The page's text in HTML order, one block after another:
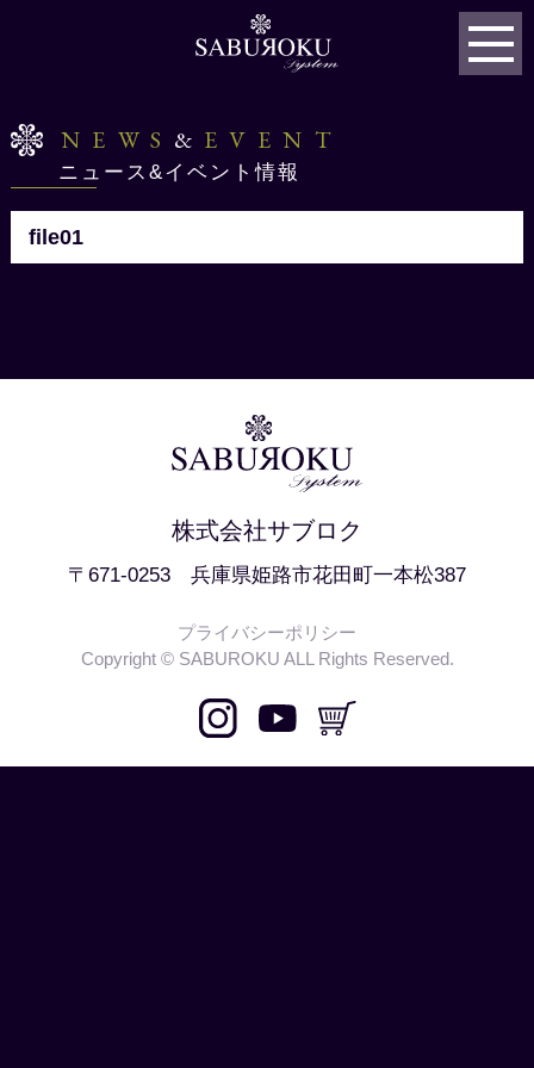
NEWS & EVENT
ニュース&イベント情報
file01
株式会社サブロク
〒671-0253 兵庫県姫路市花田町一本松387
プライバシーポリシー
Copyright © SABUROKU ALL Rights Reserved.